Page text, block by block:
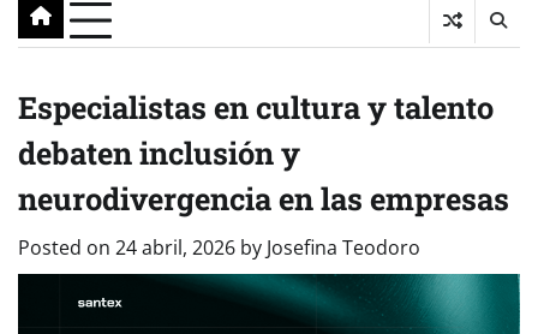
Especialistas en cultura y talento
debaten inclusión y
neurodivergencia en las empresas
Posted on 24 abril, 2026 by Josefina Teodoro